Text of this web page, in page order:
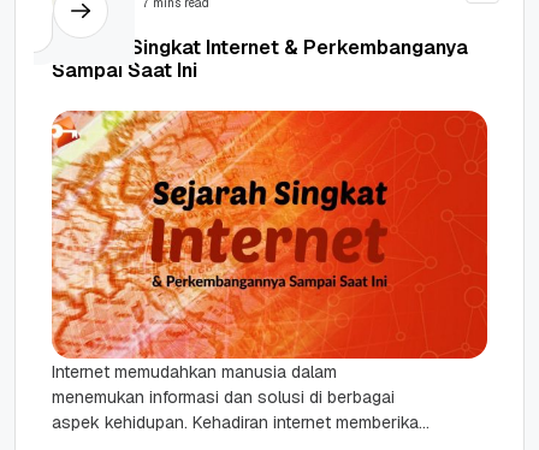
Sejarah Singkat Internet & Perkembanganya
Sampai Saat Ini
Internet memudahkan manusia dalam
menemukan informasi dan solusi di berbagai
aspek kehidupan. Kehadiran internet memberikan